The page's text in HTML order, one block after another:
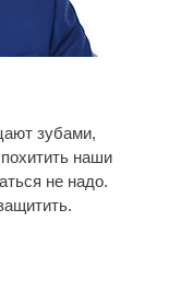
зубами,
наши
не надо.